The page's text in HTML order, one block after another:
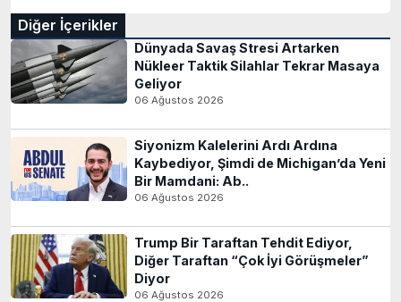
Diğer İçerikler
Dünyada Savaş Stresi Artarken
Nükleer Taktik Silahlar Tekrar Masaya
Geliyor
06 Ağustos 2026
Siyonizm Kalelerini Ardı Ardına
Kaybediyor, Şimdi de Michigan’da Yeni
Bir Mamdani: Ab..
06 Ağustos 2026
Trump Bir Taraftan Tehdit Ediyor,
Diğer Taraftan “Çok İyi Görüşmeler”
Diyor
06 Ağustos 2026